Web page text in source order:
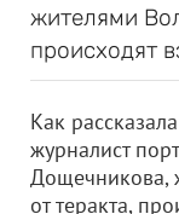
жителями
происходят
Как
журналист
Дощечникова,
от теракта,